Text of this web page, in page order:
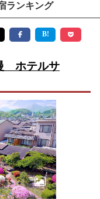
ランキング
ホテルサ